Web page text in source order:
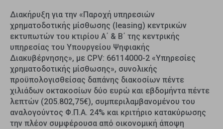
Διακήρυξη για την «Παροχή υπηρεσιών
χρηματοδοτικής μίσθωσης (leasing) κεντρικών
εκτυπωτών του κτιρίου Α΄ & Β΄ της κεντρικής
υπηρεσίας του Υπουργείου Ψηφιακής
Διακυβέρνησης», με CPV: 66114000-2 «Υπηρεσίες
χρηματοδοτικής μίσθωσης», συνολικής
προϋπολογισθείσας δαπάνης διακοσίων πέντε
χιλιάδων οκτακοσίων δύο ευρώ και εβδομήντα πέντε
λεπτών (205.802,75€), συμπεριλαμβανομένου του
αναλογούντος Φ.Π.Α. 24% και κριτήριο κατακύρωσης
την πλέον συμφέρουσα από οικονομική άποψη